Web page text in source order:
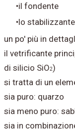
il fondente
lo stabilizzante
un po' più in
il vetrificante
di silicio SiO2)
si tratta di un
sia puro: quarzo
sia meno puro:
sia in